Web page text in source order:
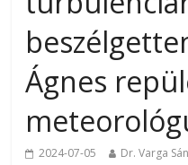
Ágnes
2024-07-05 Dr. Varga